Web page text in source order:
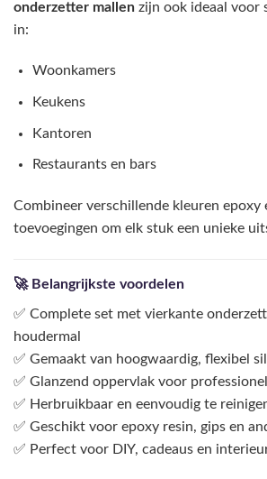
onderzetter mallen zijn ook ideaal voor
in:
Woonkamers
Keukens
Kantoren
Restaurants en bars
Combineer verschillende kleuren epoxy
toevoegingen om elk stuk een unieke
🚀 Belangrijkste voordelen
✅ Complete set met vierkante
houdermal
✅ Gemaakt van hoogwaardig, flexibel
✅ Glanzend oppervlak voor
✅ Herbruikbaar en eenvoudig te
✅ Geschikt voor epoxy resin, gips en
✅ Perfect voor DIY, cadeaus en